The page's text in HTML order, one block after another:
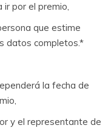
por el premio,
que estime
datos completos.*
la fecha de
y el representante de